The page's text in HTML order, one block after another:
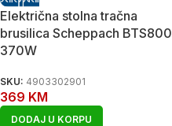
Električna stolna tračna
brusilica Scheppach BTS800
370W
SKU: 4903302901
369 KM
DODAJ U KORPU